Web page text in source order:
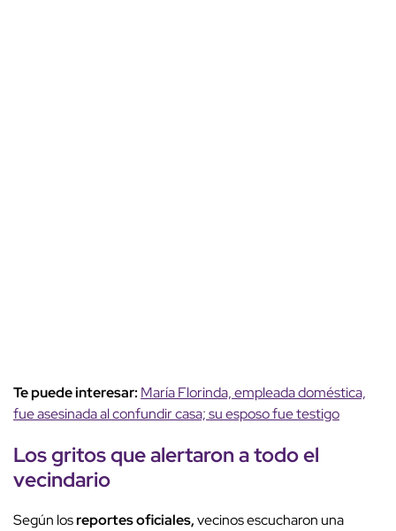
Te puede interesar: María Florinda, empleada doméstica,
fue asesinada al confundir casa; su esposo fue testigo
Los gritos que alertaron a todo el
vecindario
Según losreportes oficiales,vecinos escucharon una